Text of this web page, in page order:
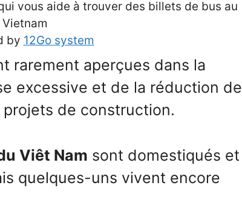
vous aide à trouver des billets de bus au
Vietnam
by 12Go system
rarement aperçues dans la
excessive et de la réduction de
de construction.
Viêt Nam sont domestiqués et
quelques-uns vivent encore